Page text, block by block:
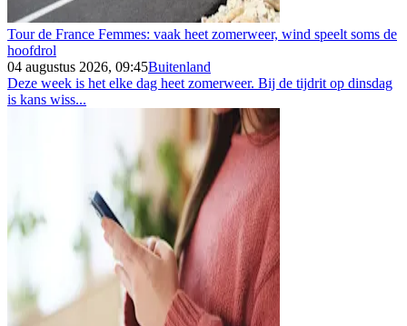
Tour de France Femmes: vaak heet zomerweer, wind speelt soms de
hoofdrol
04 augustus 2026, 09:45Buitenland
Deze week is het elke dag heet zomerweer. Bij de tijdrit op dinsdag
is kans wiss...